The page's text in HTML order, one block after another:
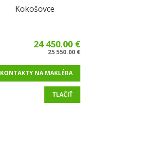
Kokošovce
24 450.00 €
25 550.00 €
KONTAKTY NA MAKLÉRA
TLAČIŤ